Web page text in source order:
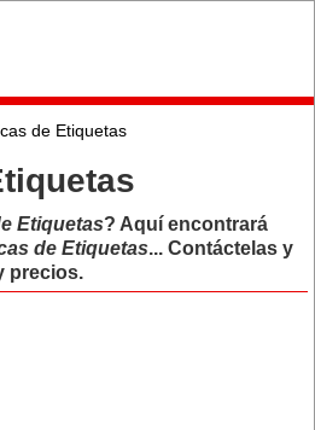
de Etiquetas
Etiquetas? Aquí encontrará
de Etiquetas... Contáctelas y
precios.